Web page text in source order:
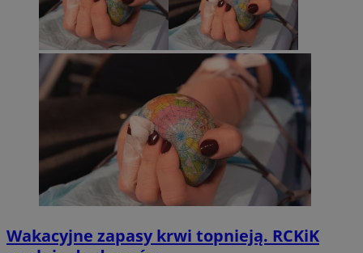
Wakacyjne zapasy krwi topnieją. RCKiK